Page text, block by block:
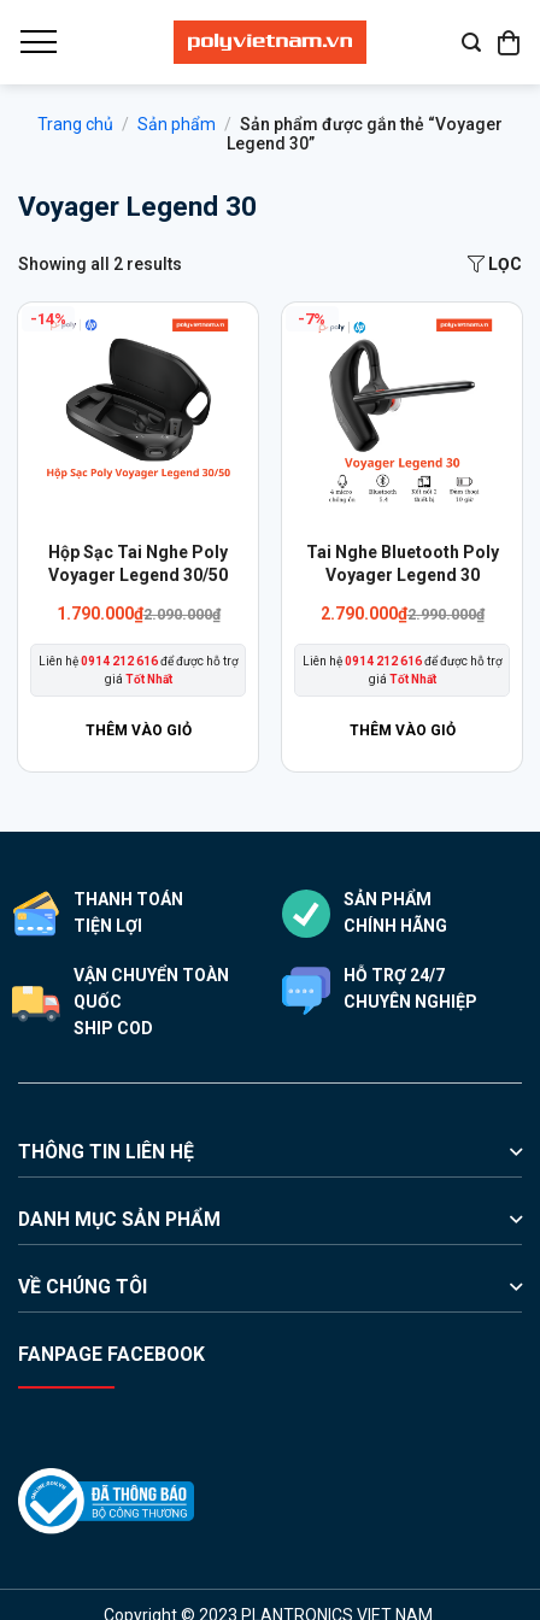
qua
Trang chủ / Sản phẩm / Sản phẩm được gắn thẻ “Voyager
Legend 30”
Voyager Legend 30
Showing all 2 results LỌC
-14%
Hộp Sạc Tai Nghe Poly
Voyager Legend 30/50
2.090.000₫
Giá
2.090.000₫.
1.790.000₫Giá
là:
1.790.000₫.
Liên hệ0914 212 616để được hỗ trợ
giá Tốt Nhất
THÊM VÀO GIỎ
-7%
Tai Nghe Bluetooth Poly
Voyager Legend 30
2.990.000₫
Giá
2.990.000₫.
2.790.000₫Giá
là:
2.790.000₫.
Liên hệ0914 212 616để được hỗ trợ
giá Tốt Nhất
THÊM VÀO GIỎ
THANH TOÁN
TIỆN LỢI
SẢN PHẨM
CHÍNH HÃNG
VẬN CHUYỂN TOÀN
QUỐC
SHIP COD
HỖ TRỢ 24/7
CHUYÊN NGHIỆP
THÔNG TIN LIÊN HỆ
DANH MỤC SẢN PHẨM
VỀ CHÚNG TÔI
FANPAGE FACEBOOK
Copyright © 2023 PLANTRONICS VIET NAM.